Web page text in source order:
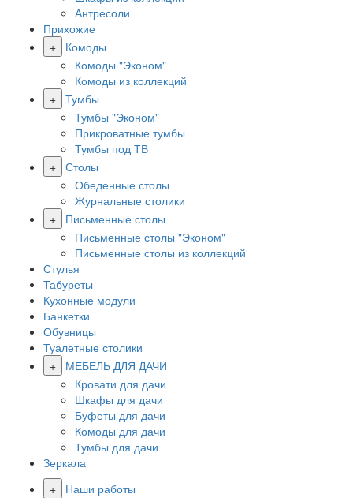
Антресоли
Прихожие
+
Комоды
Комоды "Эконом"
Комоды из коллекций
+ Тумбы
Тумбы "Эконом"
Прикроватные тумбы
Тумбы под ТВ
+ Столы
Обеденные столы
Журнальные столики
+
Письменные столы
Письменные столы "Эконом"
Письменные столы из коллекций
Стулья
Табуреты
Кухонные модули
Банкетки
Обувницы
Туалетные столики
+
МЕБЕЛЬ ДЛЯ ДАЧИ
Кровати для дачи
Шкафы для дачи
Буфеты для дачи
Комоды для дачи
Тумбы для дачи
Зеркала
+
Наши работы